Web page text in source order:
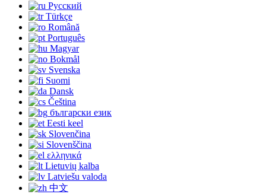
Русский
Türkçe
Română
Português
Magyar
Bokmål
Svenska
Suomi
Dansk
Čeština
български език
Eesti keel
Slovenčina
Slovenščina
ελληνικά
Lietuvių kalba
Latviešu valoda
中文